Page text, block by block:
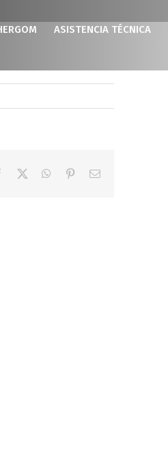
ASISTENCIA TÉCNICA
Facebook WhatsApp
PinterestCorreo